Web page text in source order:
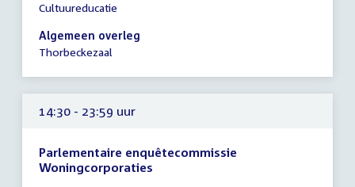
vergadering
14:30
-
uur
Cultuureducatie
Algemeen overleg
Thorbeckezaal
14:30 - 23:59 uur
Parlementaire enquêtecommissie
Woningcorporaties